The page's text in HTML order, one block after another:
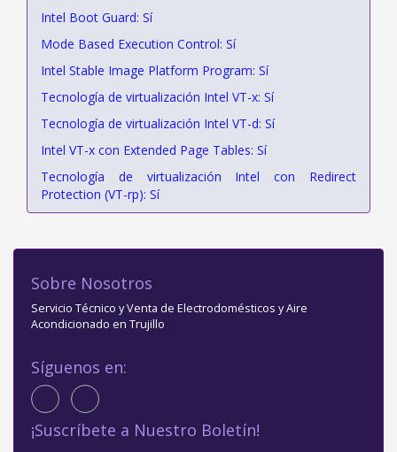
Intel Boot Guard: Sí
Mode Based Execution Control: Sí
Intel Stable Image Platform Program: Sí
Tecnología de virtualización Intel VT-x: Sí
Tecnología de virtualización Intel VT-d: Sí
Intel VT-x con Extended Page Tables: Sí
Tecnología de virtualización Intel con Redirect
Protection (VT-rp): Sí
Sobre Nosotros
Servicio Técnico y Venta de Electrodomésticos y Aire
Acondicionado en Trujillo
Síguenos en:
¡Suscríbete a Nuestro Boletín!